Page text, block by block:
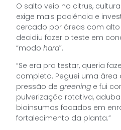
O salto veio no citrus,
exige mais paciência e
cercado por áreas com
decidiu fazer o teste em
“modo hard”.
“Se era pra testar, queria
completo. Peguei uma
pressão de greening e fui
pulverização rotativa,
bioinsumos focados em
fortalecimento da planta.”